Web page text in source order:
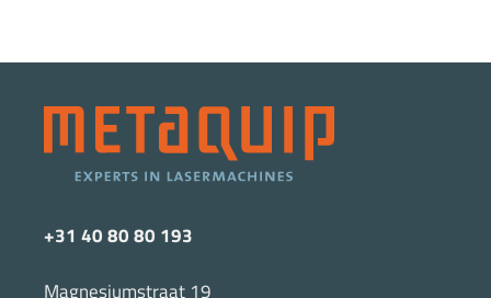
+31 40 80 80 193
Magnesiumstraat 19